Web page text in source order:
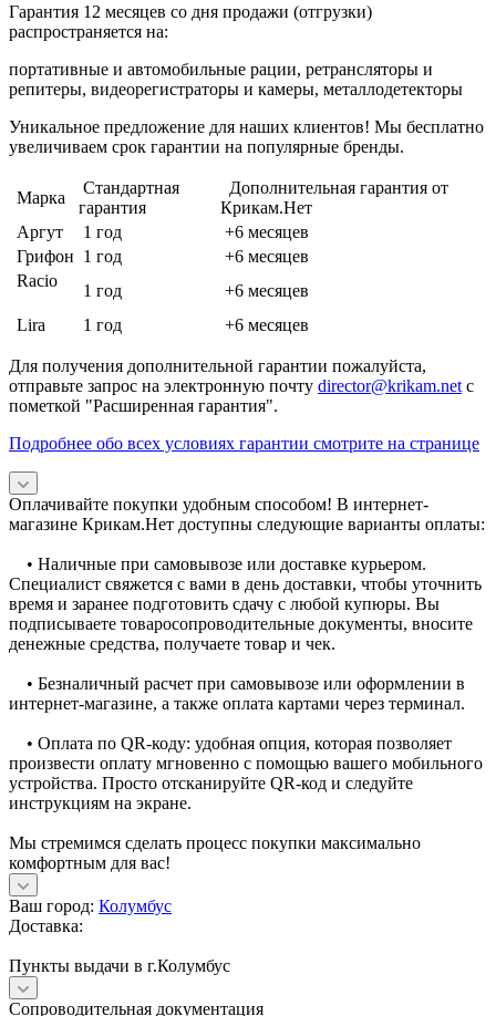
Гарантия 12 месяцев со дня продажи (отгрузки)
распространяется на:
портативные и автомобильные рации, ретрансляторы и
репитеры, видеорегистраторы и камеры, металлодетекторы
Уникальное предложение для наших клиентов! Мы бесплатно
увеличиваем срок гарантии на популярные бренды.
Марка
Стандартная
гарантия
Дополнительная гарантия от
Крикам.Нет
Аргут
1 год
+6 месяцев
Грифон 1 год
+6 месяцев
Racio
1 год
+6 месяцев
Lira
1 год +6 месяцев
Для получения дополнительной гарантии пожалуйста,
отправьте запрос на электронную почту director@krikam.net с
пометкой "Расширенная гарантия".
Подробнее обо всех условиях гарантии смотрите на странице
Оплачивайте покупки удобным способом! В интернет-
магазине Крикам.Нет доступны следующие варианты оплаты:
• Наличные при самовывозе или доставке курьером.
Специалист свяжется с вами в день доставки, чтобы уточнить
время и заранее подготовить сдачу с любой купюры. Вы
подписываете товаросопроводительные документы, вносите
денежные средства, получаете товар и чек.
• Безналичный расчет при самовывозе или оформлении в
интернет-магазине, а также оплата картами через терминал.
• Оплата по QR-коду: удобная опция, которая позволяет
произвести оплату мгновенно с помощью вашего мобильного
устройства. Просто отсканируйте QR-код и следуйте
инструкциям на экране.
Мы стремимся сделать процесс покупки максимально
комфортным для вас!
Ваш город: Колумбус
Доставка:
Пункты выдачи в г.Колумбус
Сопроводительная документация